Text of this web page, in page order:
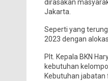
dirasakan
Jakarta.
Seperti yang
2023 dengan
Plt. Kepala BKN
kebutuhan
Kebutuhan